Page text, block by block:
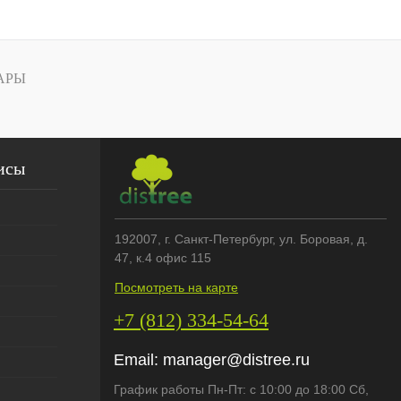
192007 , г. Санкт-Петербург, ул. Боровая, д.
47, к.4 офис 115
Посмотреть на карте
+7 (812) 334-54-64
Email: manager@distree.ru
График работы Пн-Пт: с 10:00 до 18:00 Сб,